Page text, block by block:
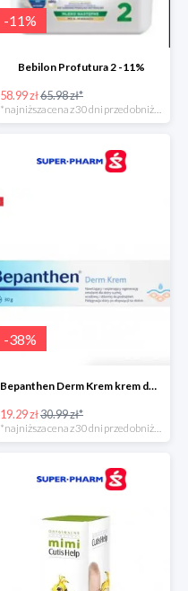
-11%
Bebilon Profutura 2 -11%
58.99 zł65.98 zł*
*najniższa cena z 30 dni przed obniżką
-38%
Bepanthen Derm Krem krem do ciała
19.29 zł30.99 zł*